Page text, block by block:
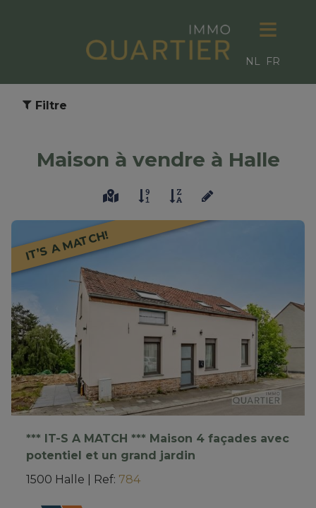
NL FR
Filtre
Maison à vendre à Halle
IT’S A MATCH!
*** IT-S A MATCH *** Maison 4 façades avec
potentiel et un grand jardin
1500 Halle
Ref: 784